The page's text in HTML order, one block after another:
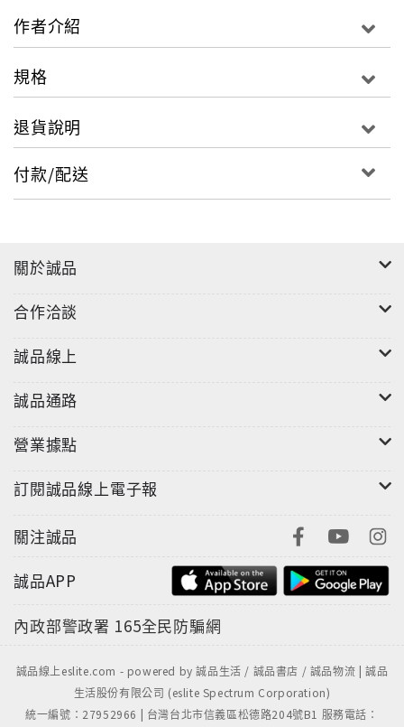
並在短時間內就銷破35萬冊，
典！
【精華內容】
●PART1骨骼‧關節‧肌肉的構造與功用：
說明骨骼‧關節‧肌肉的基本構造及其功用。
●PART2身體解剖與個別功能：
●PART3姿勢與行走的機制：
●PART4運動造成的急性傷害與累積性傷害：
詳加說明發生原因與解決對策。
你知道自己身上隱藏的密碼嗎？
●「三七步」比較容易保持身體平衡？！
●五隻手指頭中，拇指的可動性是最大的？！
●人體的骨骼終生會不斷進行「骨代謝」？！
定」？！
●小至幼兒、大至老人，「髖關節」永遠是個容易出問題
的部位？！
現代人因為工作型態，時常會有肌肉、筋骨痠痛、關節
雖然重視身體的養生飲食，有豐富的體內保健知識；
但對於筋骨的保養，單單吸收網路簡短的文章，依舊難
以全面認識。
作者介紹
規格
退貨說明
付款/配送
關於誠品
合作洽談
誠品線上
誠品通路
營業據點
訂閱誠品線上電子報
關注誠品
誠品APP
內政部警政署 165全民防騙網
誠品線上eslite.com - powered by 誠品生活 / 誠品書店 / 誠品物流 | 誠品
生活股份有限公司 (eslite Spectrum Corporation)
統一編號：27952966 | 台灣台北市信義區松德路204號B1 服務電話：